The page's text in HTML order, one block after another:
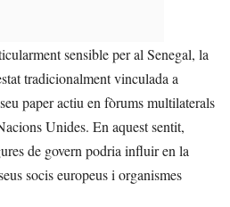
sensible per al Senegal, la
tradicionalment vinculada a
paper actiu en fòrums multilaterals
Unides. En aquest sentit,
de govern podria influir en la
socis europeus i organismes